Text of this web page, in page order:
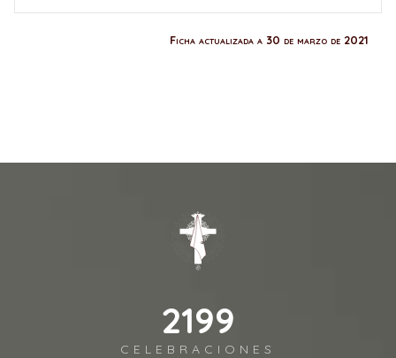
Ficha actualizada a 30 de marzo de 2021
2541
CELEBRACIONES